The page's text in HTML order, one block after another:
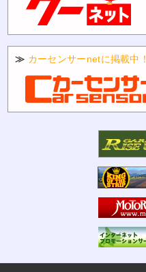
≫ カーセンサーnetに掲載中！